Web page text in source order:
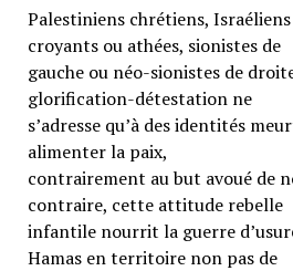
Palestiniens chrétiens,
croyants ou athées, sionistes de
gauche ou néo-sionistes de
glorification-détestation ne
s’adresse qu’à des identités
alimenter la paix,
contrairement au but avoué de
contraire, cette attitude rebelle
infantile nourrit la guerre
Hamas en territoire non pas de